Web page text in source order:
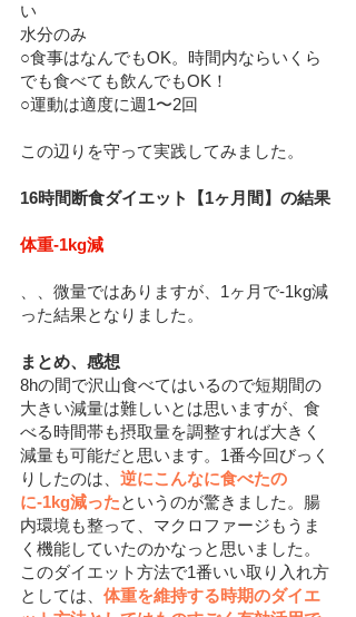
い
水分のみ
○食事はなんでもOK。時間内ならいくら
でも食べても飲んでもOK！
○運動は適度に週1〜2回
この辺りを守って実践してみました。
16時間断食ダイエット【1ヶ月間】の結果
体重-1kg減
、、微量ではありますが、1ヶ月で-1kg減
った結果となりました。
まとめ、感想
8hの間で沢山食べてはいるので短期間の
大きい減量は難しいとは思いますが、食
べる時間帯も摂取量を調整すれば大きく
減量も可能だと思います。1番今回びっく
りしたのは、 逆にこんなに食べたの
に-1kg減ったというのが驚きました。腸
内環境も整って、マクロファージもうま
く機能していたのかなっと思いました。
このダイエット方法で1番いい取り入れ方
としては、 体重を維持する時期のダイエ